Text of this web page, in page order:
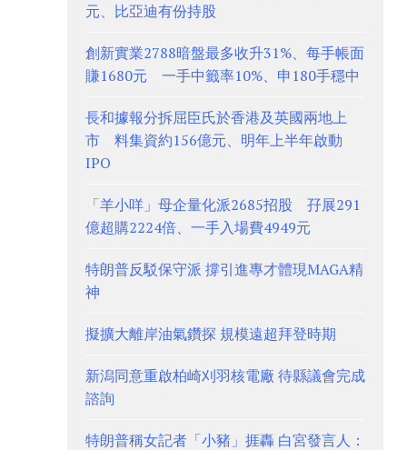
元、比亞迪有份持股
創新實業2788暗盤最多收升31%、每手帳面
賺1680元 一手中籤率10%、申180手穩中
長和據報分拆屈臣氏於香港及英國兩地上
市 料集資約156億元、明年上半年啟動
IPO
「羊小咩」母企量化派2685招股 孖展291
億超購2224倍、一手入場費4949元
特朗普反駁保守派 撐引進專才體現MAGA精
神
擬擴大離岸油氣鑽探 規模遠超拜登時期
新潟同意重啟柏崎刈羽核電廠 待縣議會完成
諮詢
特朗普稱女記者「小豬」捱轟 白宮發言人：